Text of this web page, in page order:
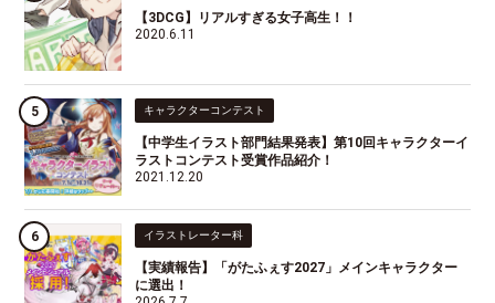
【3DCG】リアルすぎる女子高生！！
2020.6.11
キャラクターコンテスト
【中学生イラスト部門結果発表】第10回キャラクターイ
ラストコンテスト受賞作品紹介！
2021.12.20
イラストレーター科
【実績報告】「がたふぇす2027」メインキャラクター
に選出！